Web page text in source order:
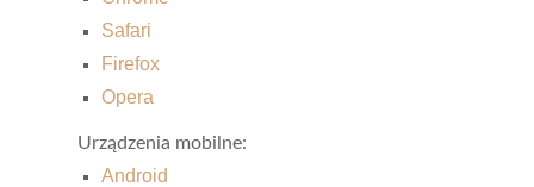
Safari
Firefox
Opera
Urządzenia mobilne:
Android